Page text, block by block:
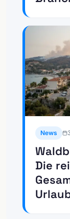
News
Die